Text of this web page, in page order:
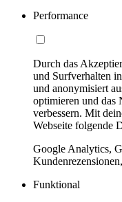
Performance
Durch das
und Surfverhalten
und anonymisiert
optimieren und das
verbessern. Mit
Webseite folgende
Google Analytics,
Funktional